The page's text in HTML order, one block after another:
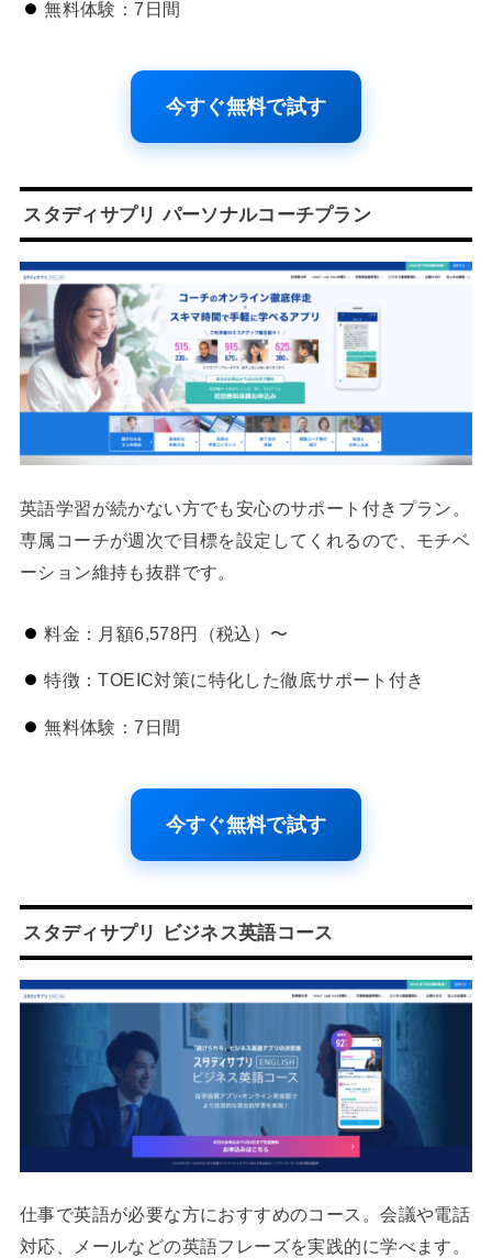
無料体験：7日間
今すぐ無料で試す
スタディサプリ パーソナルコーチプラン
英語学習が続かない方でも安心のサポート付きプラン。
専属コーチが週次で目標を設定してくれるので、モチベ
ーション維持も抜群です。
料金：月額6,578円（税込）〜
特徴：TOEIC対策に特化した徹底サポート付き
無料体験：7日間
今すぐ無料で試す
スタディサプリ ビジネス英語コース
仕事で英語が必要な方におすすめのコース。会議や電話
対応、メールなどの英語フレーズを実践的に学べます。